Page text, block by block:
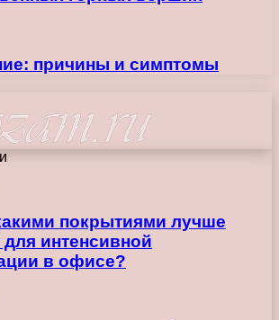
причины и симптомы
покрытиями лучше
для интенсивной
в офисе?